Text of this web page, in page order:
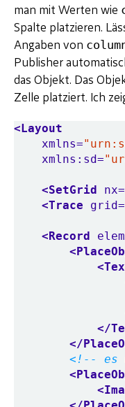
man mit Werten wie
Spalte platzieren.
Angaben von
Publisher
das Objekt. Das
Zelle platziert. Ich
<Layout
xmlns=
xmlns:sd=
<SetGrid nx=
<Trace
grid=
<Record
</
</
<!-- es